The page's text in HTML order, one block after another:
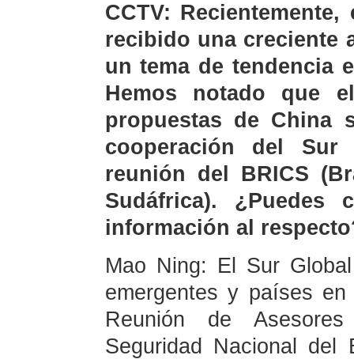
CCTV:
recibido una creciente
un tema de tendencia
Hemos notado que
propuestas de China
cooperación del
reunión del BRICS
Sudáfrica). ¿Puedes
información al
Mao Ning: El Sur
emergentes y países
Reunión de
Seguridad Nacional del